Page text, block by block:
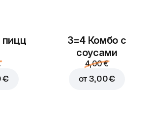
пицц
€
3=4 Комбо с
соусами
4,00 €
от 3,00 €